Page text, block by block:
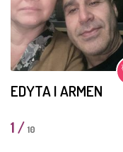
EDYTA I ARMEN
1 / 10